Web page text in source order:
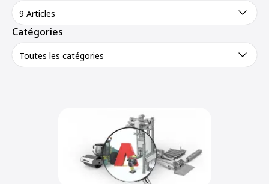
9 Articles
Catégories
Toutes les catégories